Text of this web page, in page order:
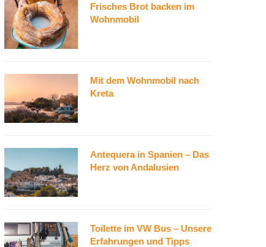
Frisches Brot backen im
Wohnmobil
Mit dem Wohnmobil nach
Kreta
Antequera in Spanien – Das
Herz von Andalusien
Toilette im VW Bus – Unsere
Erfahrungen und Tipps